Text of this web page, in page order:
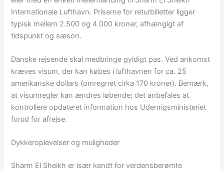
Internationale Lufthavn. Priserne for returbilletter ligger
typisk mellem 2.500 og 4.000 kroner, afhængigt af
tidspunkt og sæson.
Danske rejsende skal medbringe gyldigt pas. Ved ankomst
kræves visum, der kan købes i lufthavnen for ca. 25
amerikanske dollars (omregnet cirka 170 kroner). Bemærk,
at visumregler kan ændres løbende; det anbefales at
kontrollere opdateret information hos Udenrigsministeriet
forud for afrejse.
Dykkeroplevelser og muligheder
Sharm El Sheikh er især kendt for verdensberømte